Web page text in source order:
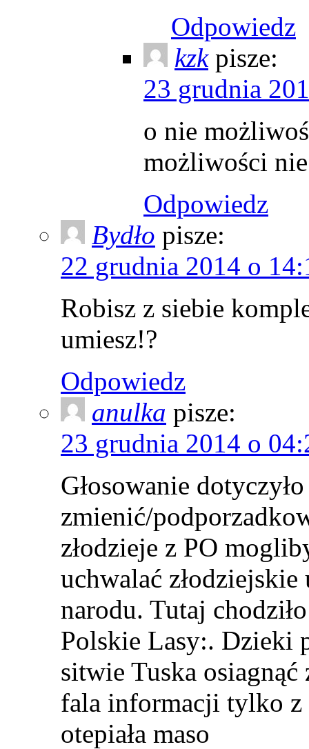
Odpowiedz
kzk pisze:
23 grudnia
o nie
możliwości
Odpowiedz
Bydło pisze:
22 grudnia 2014 o
Robisz z siebie
umiesz!?
Odpowiedz
anulka pisze:
23 grudnia 2014 o
Głosowanie
zmienić/
złodzieje z PO
uchwalać
narodu. Tutaj
Polskie Lasy:. Dzieki
sitwie Tuska osiagnąć
fala informacji tylko z
otepiała maso